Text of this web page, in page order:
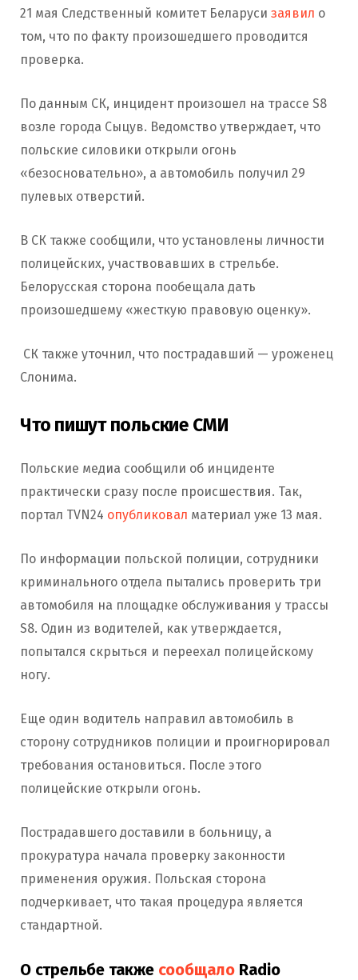
21 мая Следственный комитет Беларуси заявил о
том, что по факту произошедшего проводится
проверка.
По данным СК, инцидент произошел на трассе S8
возле города Сыцув. Ведомство утверждает, что
польские силовики открыли огонь
«безосновательно», а автомобиль получил 29
пулевых отверстий.
В СК также сообщили, что установлены личности
полицейских, участвовавших в стрельбе.
Белорусская сторона пообещала дать
произошедшему «жесткую правовую оценку».
СК также уточнил, что пострадавший — уроженец
Слонима.
Что пишут польские СМИ
Польские медиа сообщили об инциденте
практически сразу после происшествия. Так,
портал TVN24 опубликовал материал уже 13 мая.
По информации польской полиции, сотрудники
криминального отдела пытались проверить три
автомобиля на площадке обслуживания у трассы
S8. Один из водителей, как утверждается,
попытался скрыться и переехал полицейскому
ногу.
Еще один водитель направил автомобиль в
сторону сотрудников полиции и проигнорировал
требования остановиться. После этого
полицейские открыли огонь.
Пострадавшего доставили в больницу, а
прокуратура начала проверку законности
применения оружия. Польская сторона
подчеркивает, что такая процедура является
стандартной.
О стрельбе также сообщало Radio